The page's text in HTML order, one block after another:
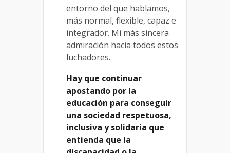
entorno del que hablamos,
más normal, flexible, capaz e
integrador. Mi más sincera
admiración hacia todos estos
luchadores.
Hay que continuar
apostando por la
educación para conseguir
una sociedad respetuosa,
inclusiva y solidaria que
entienda que la